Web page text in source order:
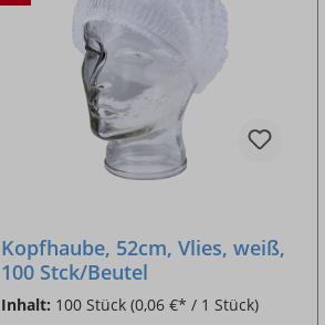
Kopfhaube, 52cm, Vlies, weiß,
100 Stck/Beutel
Inhalt: 100 Stück (0,06 €* / 1 Stück)